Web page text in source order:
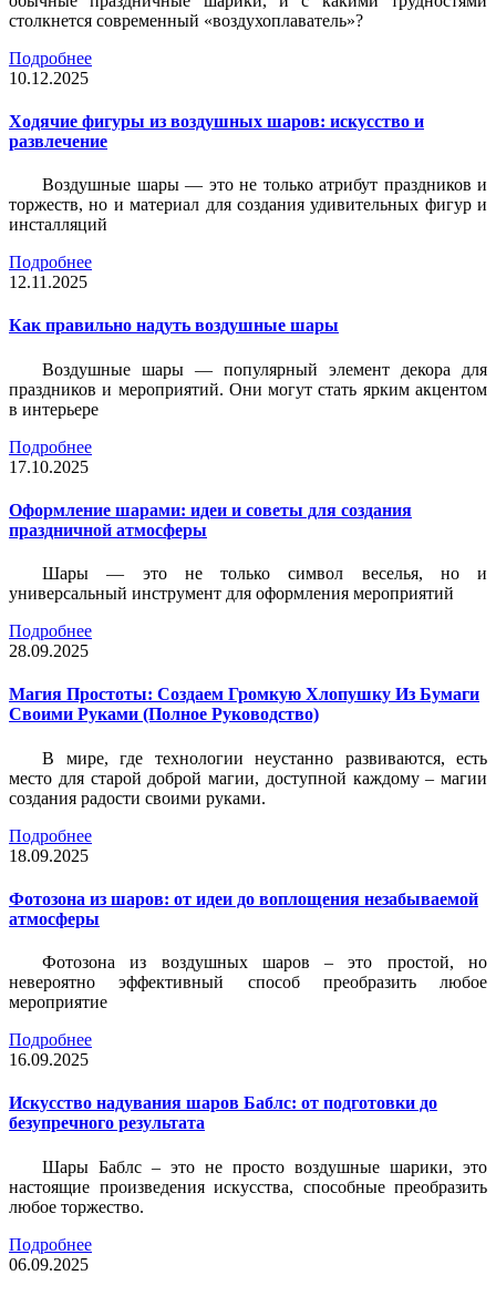
столкнется современный «воздухоплаватель»?
Подробнее
10.12.2025
Ходячие фигуры из воздушных шаров: искусство и
развлечение
Воздушные шары — это не только атрибут праздников и
торжеств, но и материал для создания удивительных фигур и
инсталляций
Подробнее
12.11.2025
Как правильно надуть воздушные шары
Воздушные шары — популярный элемент декора для
праздников и мероприятий. Они могут стать ярким акцентом
в интерьере
Подробнее
17.10.2025
Оформление шарами: идеи и советы для создания
праздничной атмосферы
Шары — это не только символ веселья, но и
универсальный инструмент для оформления мероприятий
Подробнее
28.09.2025
Магия Простоты: Создаем Громкую Хлопушку Из Бумаги
Своими Руками (Полное Руководство)
В мире, где технологии неустанно развиваются, есть
место для старой доброй магии, доступной каждому – магии
создания радости своими руками.
Подробнее
18.09.2025
Фотозона из шаров: от идеи до воплощения незабываемой
атмосферы
Фотозона из воздушных шаров – это простой, но
невероятно эффективный способ преобразить любое
мероприятие
Подробнее
16.09.2025
Искусство надувания шаров Баблс: от подготовки до
безупречного результата
Шары Баблс – это не просто воздушные шарики, это
настоящие произведения искусства, способные преобразить
любое торжество.
Подробнее
06.09.2025